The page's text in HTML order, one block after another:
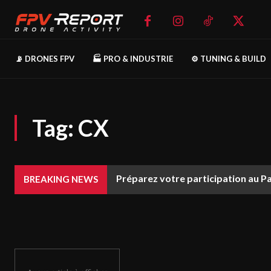
📡 DRONES FPV 🏭 PRO & INDUSTRIE ⚙️ TUNING & BUILD
Tag: CX
BREAKING NEWS Préparez votre participation au